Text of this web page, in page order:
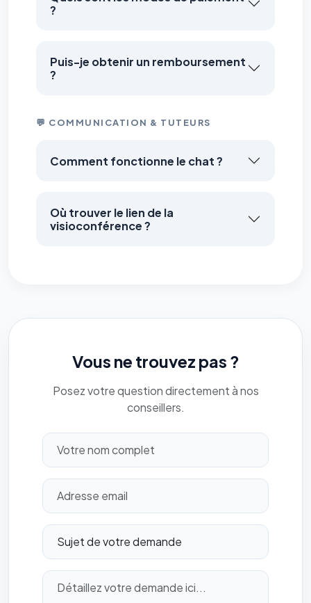
?
Puis-je obtenir un remboursement
?
💬 COMMUNICATION & TUTEURS
Comment fonctionne le chat ?
Où trouver le lien de la
visioconférence ?
Vous ne trouvez pas ?
Posez votre question directement à nos
conseillers.